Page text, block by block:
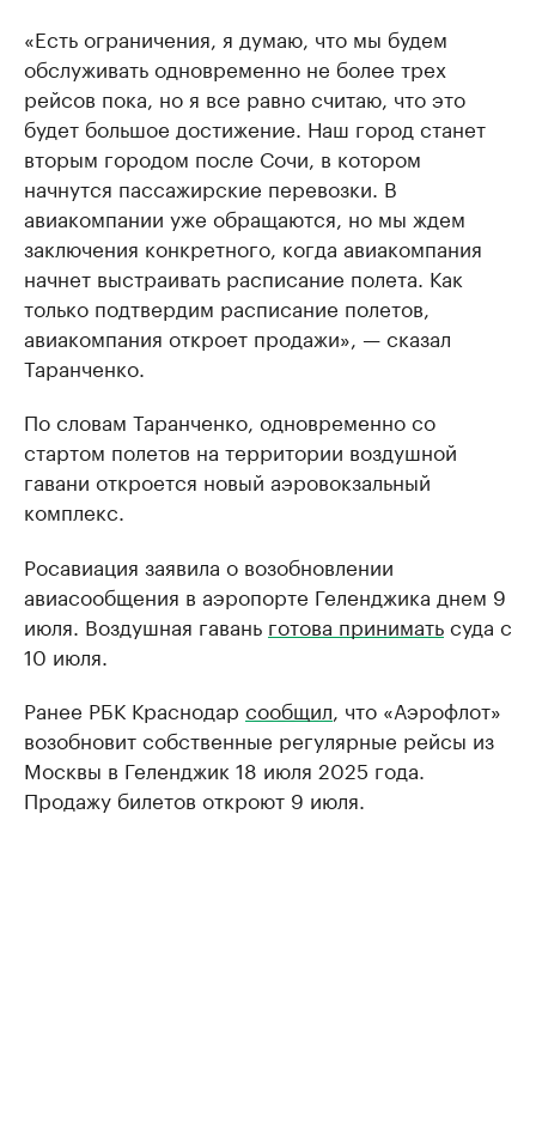
«Есть ограничения, я думаю, что мы будем
обслуживать одновременно не более трех
рейсов пока, но я все равно считаю, что это
будет большое достижение. Наш город станет
вторым городом после Сочи, в котором
начнутся пассажирские перевозки. В
авиакомпании уже обращаются, но мы ждем
заключения конкретного, когда авиакомпания
начнет выстраивать расписание полета. Как
только подтвердим расписание полетов,
авиакомпания откроет продажи», — сказал
Таранченко.
По словам Таранченко, одновременно со
стартом полетов на территории воздушной
гавани откроется новый аэровокзальный
комплекс.
Росавиация заявила о возобновлении
авиасообщения в аэропорте Геленджика днем 9
июля. Воздушная гавань готова приниматьсуда с
10 июля.
Ранее РБК Краснодар сообщил , что «Аэрофлот»
возобновит собственные регулярные рейсы из
Москвы в Геленджик 18 июля 2025 года.
Продажу билетов откроют 9 июля.